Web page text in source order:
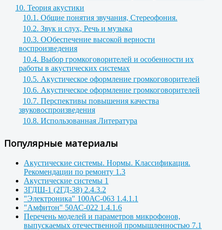
10. Теория акустики
10.1. Общие понятия звучания, Стереофония.
10.2. Звук и слух, Речь и музыка
10.3. ООбеспечение высокой верности
воспроизведения
10.4. Выбор громкоговорителей и особенности их
работы в акустических системах
10.5. Акустическое оформление громкоговорителей
10.6. Акустическое оформление громкоговорителей
10.7. Перспективы повышения качества
звуковоспроизведения
10.8. Использованная Литература
Популярные материалы
Акустические системы. Нормы. Классификация.
Рекомендации по ремонту 1.3
Акустические системы 1
3ГДШ-1 (2ГД-38) 2.4.3.2
"Электроника" 100АС-063 1.4.1.1
"Амфитон" 50АС-022 1.4.1.6
Перечень моделей и параметров микрофонов,
выпускаемых отечественной промышленностью 7.1